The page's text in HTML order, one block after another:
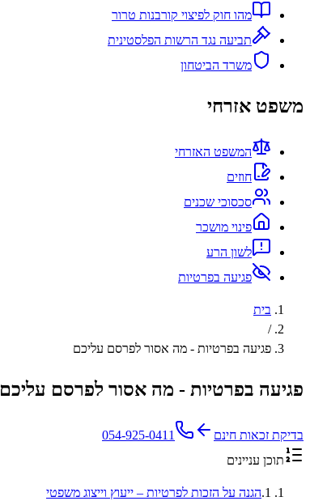
מהו חוק לפיצוי קורבנות טרור
תביעה נגד הרשות הפלסטינית
משרד הביטחון
משפט אזרחי
המשפט האזרחי
חוזים
סכסוכי שכנים
פינוי מושכר
לשון הרע
פגיעה בפרטיות
בית
/
פגיעה בפרטיות - מה אסור לפרסם עליכם
פגיעה בפרטיות - מה אסור לפרסם עליכם
בדיקת זכאות חינם
054-925-0411
תוכן עניינים
1
.הגנה על הזכות לפרטיות – ייעוץ וייצוג משפטי